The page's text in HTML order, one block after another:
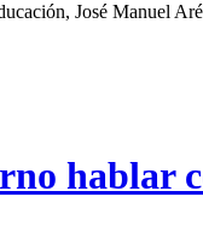
José Manuel
hablar